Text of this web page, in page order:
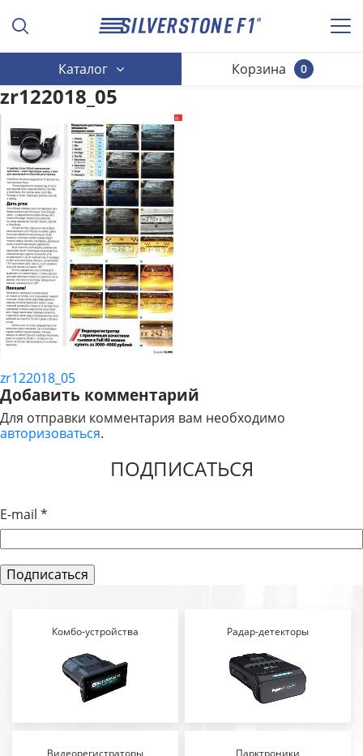
Каталог 0
Корзина
zr122018_05
НАВИГАЦИЯ
ПО
ЗАПИСЯМ
zr122018_05
Добавить комментарий
Для отправки комментария вам необходимо
авторизоваться.
ПОДПИСАТЬСЯ
E-mail *
Комбо-устройства Радар-детекторы
Видеорегистраторы Парктроники